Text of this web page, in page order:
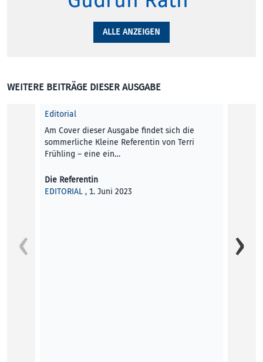
ALLE ANZEIGEN
WEITERE BEITRÄGE DIESER AUSGABE
Editorial
Am Cover dieser Ausgabe findet sich die
sommerliche Kleine Referentin von Terri
Frühling – eine ein…
Die Referentin
EDITORIAL , 1. Juni 2023